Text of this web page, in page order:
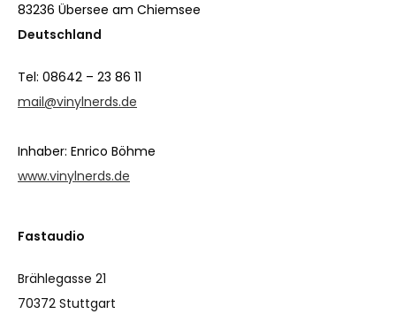
83236 Übersee am Chiemsee
Deutschland
Tel: 08642 – 23 86 11
mail@vinylnerds.de
Inhaber: Enrico Böhme
www.vinylnerds.de
Fastaudio
Brählegasse 21
70372 Stuttgart